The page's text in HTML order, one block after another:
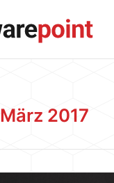
März 2017